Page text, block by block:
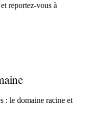
reportez-vous à
: le domaine racine et